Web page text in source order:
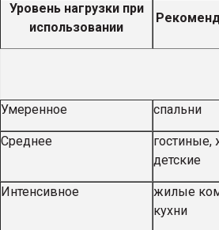
Уровень нагрузки при
использовании
Умеренное спальни
Среднее
детские
Интенсивное
жилые
кухни